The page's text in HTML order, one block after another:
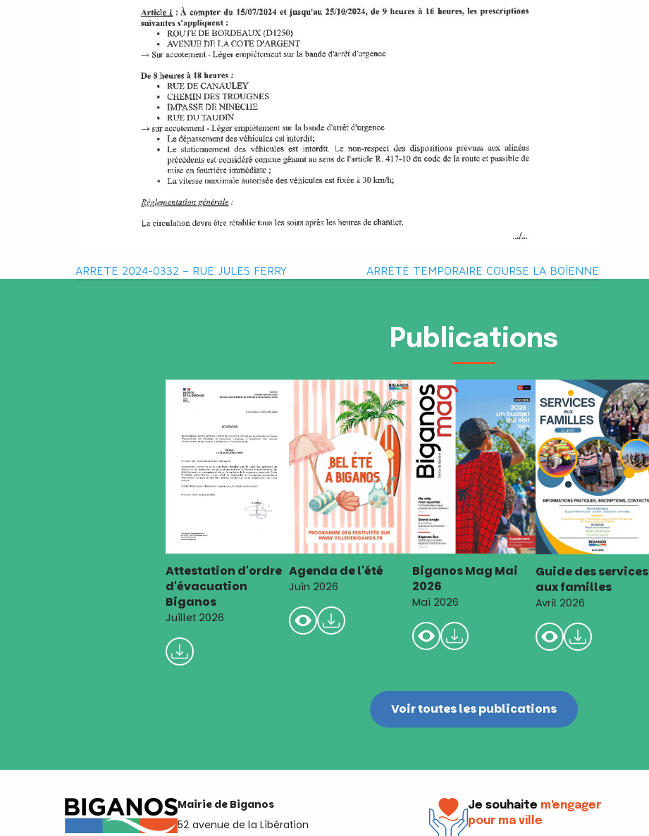
Navigation
ARRETE 2024-0332 – RUE JULES FERRY ARRÊTÉ TEMPORAIRE COURSE LA BOÏENNE
Publications
Attestation d'ordre
d'évacuation
Biganos
Juillet 2026
Agenda de l'été
Juin 2026
Biganos Mag Mai
2026
Mai 2026
Guide des services
aux familles
Avril 2026
Voir toutes les publications
Mairie de Biganos
52 avenue de la Libération
Je souhaite m'engager
pour ma ville